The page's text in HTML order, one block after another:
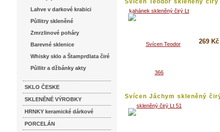
Lahve v darkové krabici
Půllitry skleněné
Zmrzlinové poháry
Barevné sklenice
Whisky sklo a Štamprdlata čiré
Půllitr a džbánky akty
SKLO ČESKE
SKLENĚNÉ VÝROBKY
HRNKY keramické dárkové
PORCELÁN
Svícen Teodor skleněný
51
269 Kč
Svícen Jáchym skleněný